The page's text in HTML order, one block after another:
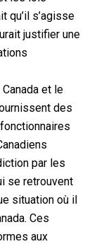
qu’il s’agisse
justifier une
et le
des
par les
se retrouvent
situation où il
Ces
aux